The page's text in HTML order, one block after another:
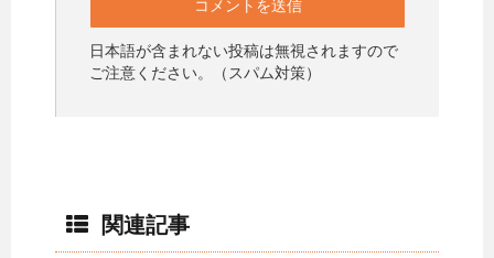
日本語が含まれない投稿は無視されますので
ご注意ください。（スパム対策）
関連記事